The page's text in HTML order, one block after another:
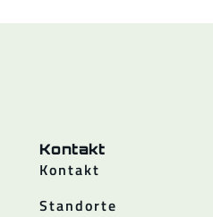
Kontakt
Kontakt
Standorte